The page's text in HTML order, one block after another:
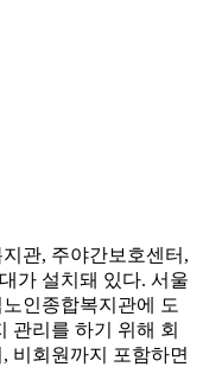
관, 주야간보호센터,
가 설치돼 있다. 서울
인종합복지관에 도
관리를 하기 위해 회
비회원까지 포함하면